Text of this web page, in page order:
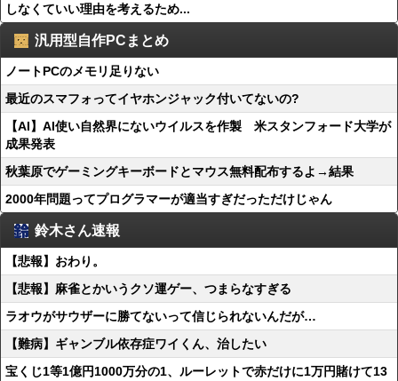
しなくていい理由を考えるため...
汎用型自作PCまとめ
ノートPCのメモリ足りない
最近のスマフォってイヤホンジャック付いてないの?
【AI】AI使い自然界にないウイルスを作製 米スタンフォード大学が
成果発表
秋葉原でゲーミングキーボードとマウス無料配布するよ→結果
2000年問題ってプログラマーが適当すぎだっただけじゃん
鈴木さん速報
【悲報】おわり。
【悲報】麻雀とかいうクソ運ゲー、つまらなすぎる
ラオウがサウザーに勝てないって信じられないんだが…
【難病】ギャンブル依存症ワイくん、治したい
宝くじ1等1億円1000万分の1、ルーレットで赤だけに1万円賭けて13